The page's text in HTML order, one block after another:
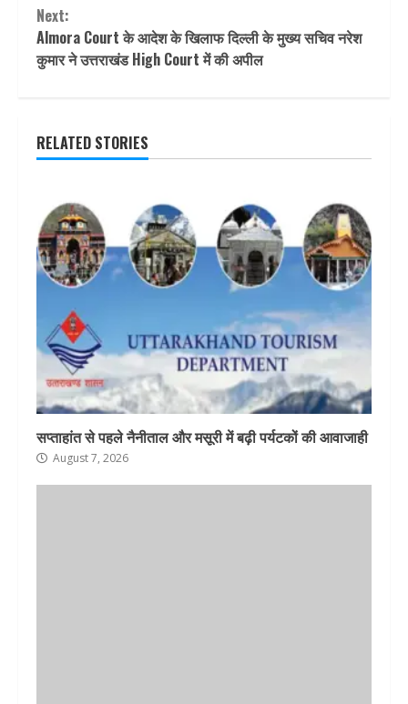
Next:
Almora Court के आदेश के खिलाफ दिल्ली के मुख्य सचिव नरेश
कुमार ने उत्तराखंड High Court में की अपील
RELATED STORIES
सप्ताहांत से पहले नैनीताल और मसूरी में बढ़ी पर्यटकों की आवाजाही
August 7, 2026